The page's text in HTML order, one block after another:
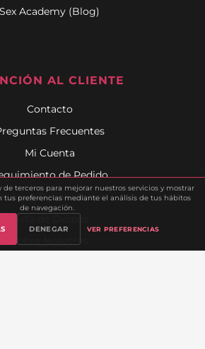
de terceros para mejorar nuestros servicios y mostrar
preferencias mediante el análisis de tus hábitos
de navegación.
DENEGAR VER PREFERENCIAS
Sex Academy (Blog)
AL CLIENTE
Contacto
Frecuentes
Mi Cuenta
de Pedido
y Devoluciones
Lista de Deseos
Sobre Nosotros